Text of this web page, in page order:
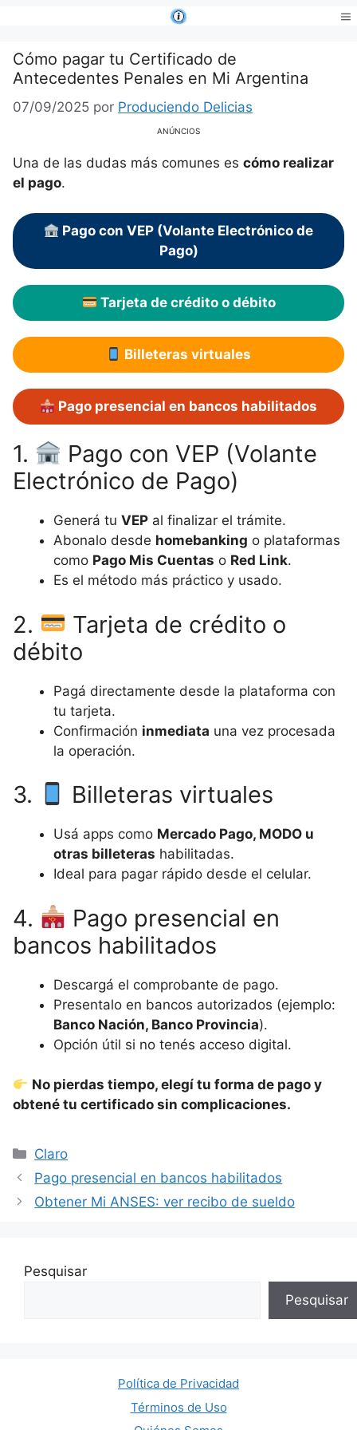
contenido
Cómo pagar tu Certificado de
Antecedentes Penales en Mi Argentina
07/09/2025 por Produciendo Delicias
ANÚNCIOS
Una de las dudas más comunes es cómo realizar
el pago.
Pago con VEP (Volante Electrónico de
Pago)
Tarjeta de crédito o débito
Billeteras virtuales
Pago presencial en bancos habilitados
1.
Pago con VEP (Volante
Electrónico de Pago)
Generá tu VEP al finalizar el trámite.
Abonalo desde homebanking o plataformas
como Pago Mis Cuentas o Red Link.
Es el método más práctico y usado.
2.
Tarjeta de crédito o
débito
Pagá directamente desde la plataforma con
tu tarjeta.
Confirmación inmediata una vez procesada
la operación.
3. Billeteras virtuales
Usá apps como Mercado Pago, MODO u
otras billeteras habilitadas.
Ideal para pagar rápido desde el celular.
4.
Pago presencial en
bancos habilitados
Descargá el comprobante de pago.
Presentalo en bancos autorizados (ejemplo:
Banco Nación, Banco Provincia).
Opción útil si no tenés acceso digital.
No pierdas tiempo, elegí tu forma de pago y
obtené tu certificado sin complicaciones.
Categorías
Claro
Pago presencial en bancos habilitados
Obtener Mi ANSES: ver recibo de sueldo
Pesquisar
Pesquisar
Política de Privacidad
Términos de Uso